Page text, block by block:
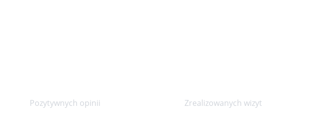
Pozytywnych opinii Zrealizowanych wizyt